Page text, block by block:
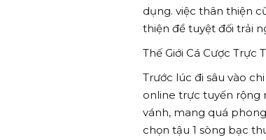
dụng. việc thân thiện
thiện để tuyệt đối trải
Thế Giới Cá Cược Trực
Trước lúc đi sâu vào
online trực tuyến rộng
vánh, mang quá
chọn tậu 1 sòng bạc